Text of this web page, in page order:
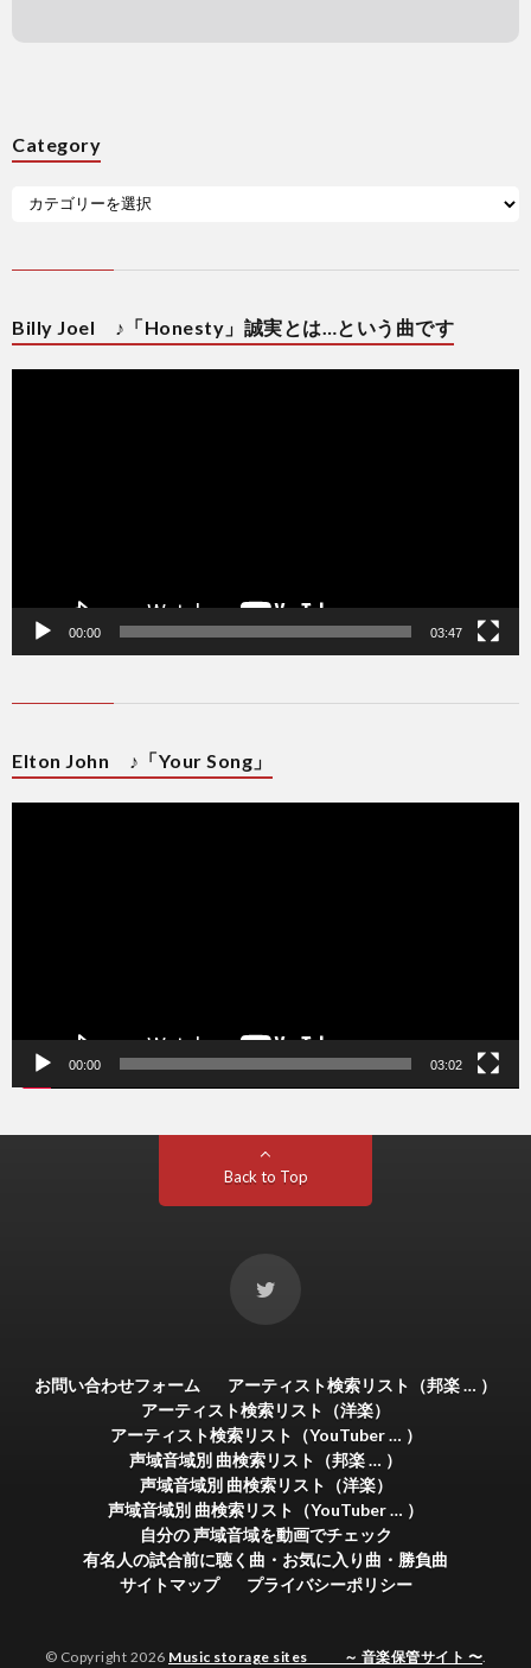
Category
Billy Joel ♪「Honesty」誠実とは…という曲です
動
00:00 03:47
Elton John ♪「Your Song」
動
00:00 03:02
Back to Top
お問い合わせフォーム
アーティスト検索リスト（邦楽 … ）
アーティスト検索リスト（洋楽）
アーティスト検索リスト（YouTuber … ）
声域音域別 曲検索リスト（邦楽 … ）
声域音域別 曲検索リスト（洋楽）
声域音域別 曲検索リスト（YouTuber … ）
自分の 声域音域を動画でチェック
有名人の試合前に聴く曲・お気に入り曲・勝負曲
サイトマップ
プライバシーポリシー
© Copyright 2026 Music storage sites ～ 音楽保管サイト 〜.